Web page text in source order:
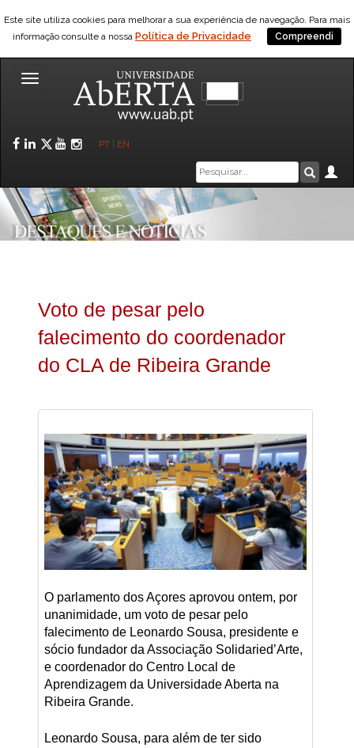
Este site utiliza cookies para melhorar a sua experiência de navegação. Para mais
informação consulte a nossa Política de Privacidade Compreendi
Toggle
Facebook
LinkedIn
Twitter
YouTube
Instagram
PT EN
Caixa
de
pesquisa
Voto de pesar pelo
falecimento do coordenador
do CLA de Ribeira Grande
O parlamento dos Açores aprovou ontem, por
unanimidade, um voto de pesar pelo
falecimento de Leonardo Sousa, presidente e
sócio fundador da Associação Solidaried’Arte,
e coordenador do Centro Local de
Aprendizagem da Universidade Aberta na
Ribeira Grande.
Leonardo Sousa, para além de ter sido